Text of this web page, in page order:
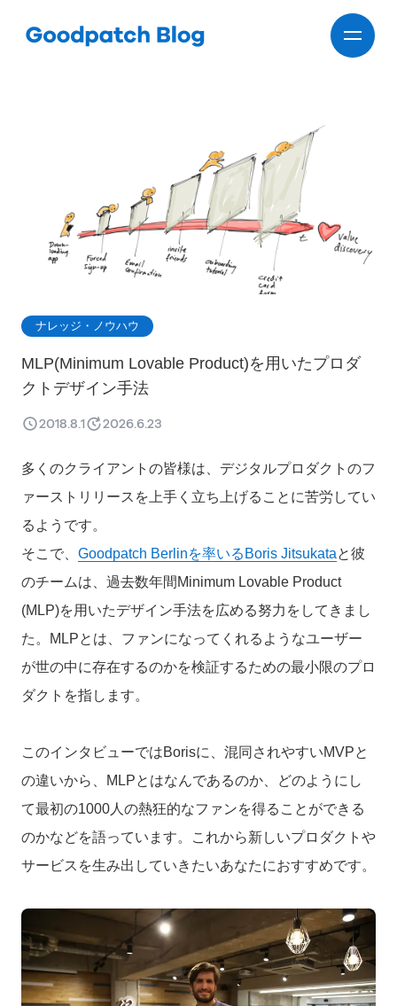
ナレッジ・ノウハウ
MLP(Minimum Lovable Product)を用いたプロダ
クトデザイン手法
2018.8.1 2026.6.23
多くのクライアントの皆様は、デジタルプロダクトのフ
ァーストリリースを上手く立ち上げることに苦労してい
るようです。
そこで、 Goodpatch Berlinを率いるBoris Jitsukataと彼
のチームは、過去数年間Minimum Lovable Product
(MLP)を用いたデザイン手法を広める努力をしてきまし
た。MLPとは、ファンになってくれるようなユーザー
が世の中に存在するのかを検証するための最小限のプロ
ダクトを指します。
このインタビューではBorisに、混同されやすいMVPと
の違いから、MLPとはなんであるのか、どのようにし
て最初の1000人の熱狂的なファンを得ることができる
のかなどを語っています。これから新しいプロダクトや
サービスを生み出していきたいあなたにおすすめです。